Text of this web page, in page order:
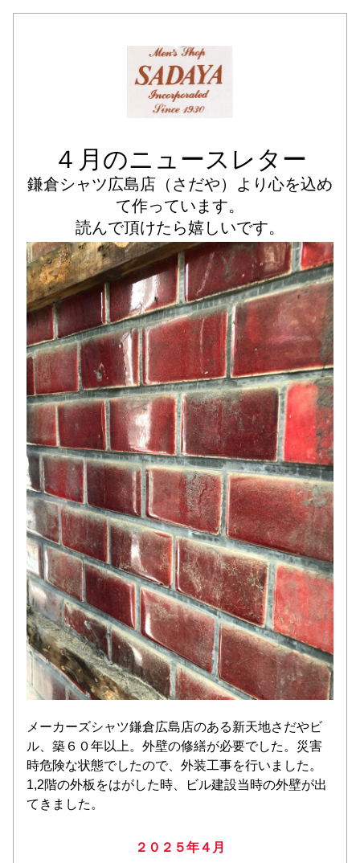
４月のニュースレター
鎌倉シャツ広島店（さだや）より心を込め
て作っています。
読んで頂けたら嬉しいです。
メーカーズシャツ鎌倉広島店のある新天地さだやビ
ル、築６０年以上。外壁の修繕が必要でした。災害
時危険な状態でしたので、外装工事を行いました。
1,2階の外板をはがした時、ビル建設当時の外壁が出
てきました。
２０２５年４月